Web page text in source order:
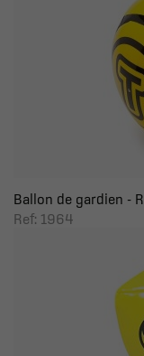
Ballon de gardien -
Ref: 1964